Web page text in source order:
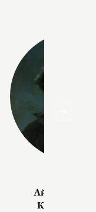
Айвазовский